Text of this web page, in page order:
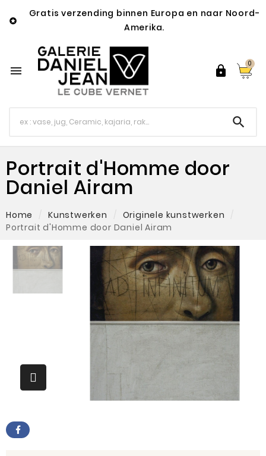

Gratis verzending binnen Europa en naar Noord-
Amerika.
 
0

Portrait d'Homme door
Daniel Airam
Home Kunstwerken
Originele kunstwerken
Portrait d'Homme door Daniel Airam